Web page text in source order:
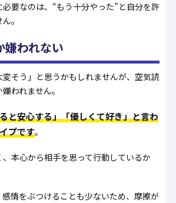
要なのは、“もう十分やった”と自分を許
。
嫌われない
変そう」と思うかもしれませんが、空気読
われません。
と安心する」「優しくて好き」と言わ
プです。
本心から相手を思って行動しているか
情をぶつけることも少ないため、摩擦が